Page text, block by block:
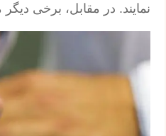
نمایند. در مقابل، برخی